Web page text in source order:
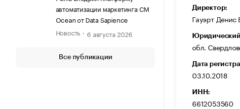
автоматизации маркетинга CM
Ocean от Data Sapience
Новость
6 августа 2026
Все публикации
Директор:
Гауэрт Денис
обл.
Дата
03.10.2018
ИНН:
6612053560